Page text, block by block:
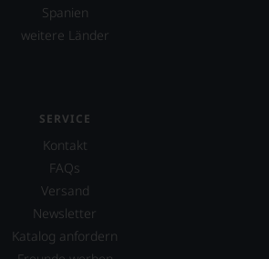
Spanien
weitere Länder
SERVICE
Kontakt
FAQs
Versand
Newsletter
Katalog anfordern